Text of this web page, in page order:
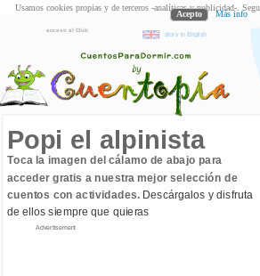
acceso al Club
story in English
Popi el alpinista
Toca la imagen del cálamo de abajo para
acceder gratis a nuestra mejor selección de
cuentos con actividades.Descárgalos y disfruta
de ellos siempre que quieras
Advertisement
Usamos cookies propias y de terceros -analíticas y publicidad-.
Acepto Más info